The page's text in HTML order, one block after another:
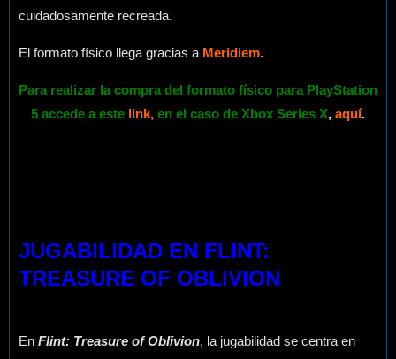
cuidadosamente recreada.
El formato físico llega gracias a Meridiem.
Para realizar la compra del formato físico para PlayStation
5 accede a este link, en el caso de Xbox Series X, aquí.
JUGABILIDAD EN FLINT:
TREASURE OF OBLIVION
En Flint: Treasure of Oblivion, la jugabilidad se centra en